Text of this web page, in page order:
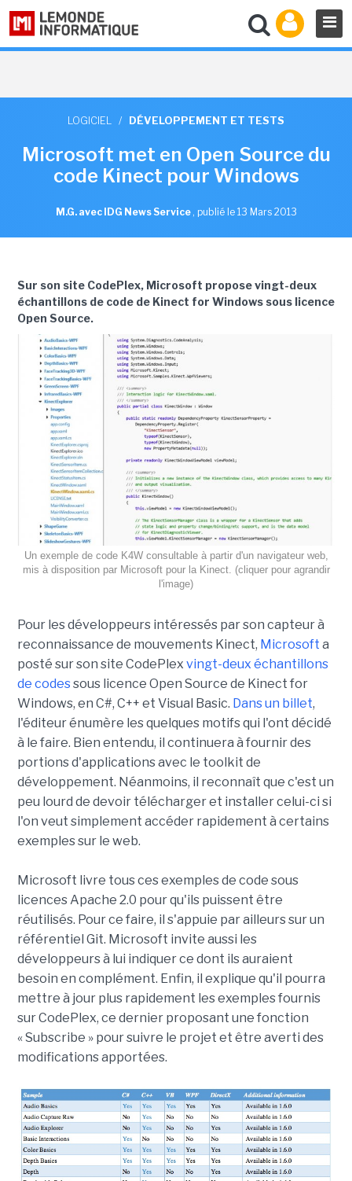
LOGICIEL / DÉVELOPPEMENT ET TESTS
Microsoft met en Open Source du
code Kinect pour Windows
M.G. avec IDG News Service , publié le 13 Mars 2013
Sur son site CodePlex, Microsoft propose vingt-deux
échantillons de code de Kinect for Windows sous licence
Open Source.
Un exemple de code K4W consultable à partir d'un navigateur web,
mis à disposition par Microsoft pour la Kinect. (cliquer pour agrandir
l'image)
Pour les développeurs intéressés par son capteur à
reconnaissance de mouvements Kinect, Microsoft a
posté sur son site CodePlex vingt-deux échantillons
de codessous licence Open Source de Kinect for
Windows, en C#, C++ et Visual Basic. Dans un billet,
l'éditeur énumère les quelques motifs qui l'ont décidé
à le faire. Bien entendu, il continuera à fournir des
portions d'applications avec le toolkit de
développement. Néanmoins, il reconnaît que c'est un
peu lourd de devoir télécharger et installer celui-ci si
l'on veut simplement accéder rapidement à certains
exemples sur le web.
Microsoft livre tous ces exemples de code sous
licences Apache 2.0 pour qu'ils puissent être
réutilisés. Pour ce faire, il s'appuie par ailleurs sur un
référentiel Git. Microsoft invite aussi les
développeurs à lui indiquer ce dont ils auraient
besoin en complément. Enfin, il explique qu'il pourra
mettre à jour plus rapidement les exemples fournis
sur CodePlex, ce dernier proposant une fonction
« Subscribe » pour suivre le projet et être averti des
modifications apportées.